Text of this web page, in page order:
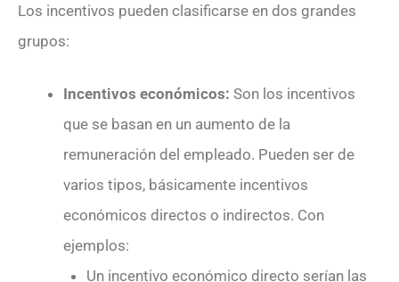
Los incentivos pueden clasificarse en dos grandes
grupos:
Incentivos económicos: Son los incentivos
que se basan en un aumento de la
remuneración del empleado. Pueden ser de
varios tipos, básicamente incentivos
económicos directos o indirectos. Con
ejemplos:
Un incentivo económico directo serían las